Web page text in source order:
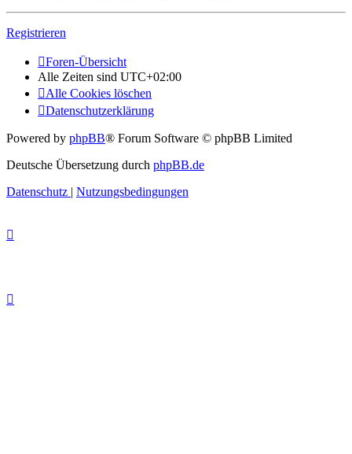
Registrieren
Foren-Übersicht
Alle Zeiten sind UTC+02:00
Alle Cookies löschen
Datenschutzerklärung
Powered by phpBB® Forum Software © phpBB Limited
Deutsche Übersetzung durch phpBB.de
Datenschutz | Nutzungsbedingungen